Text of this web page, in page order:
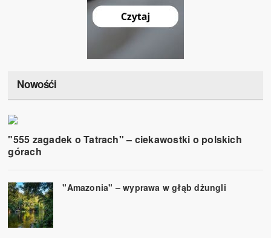
Nowośći
"555 zagadek o Tatrach" – ciekawostki o polskich
górach
"Amazonia" – wyprawa w głąb dżungli